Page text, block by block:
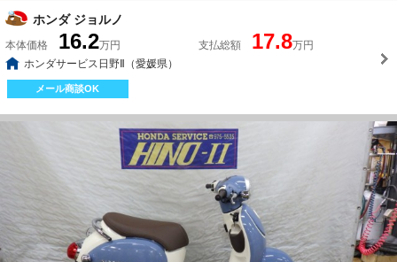
ホンダ ジョルノ
本体価格 16.2万円 支払総額 17.8万円
ホンダサービス日野Ⅱ（愛媛県）
メール商談OK